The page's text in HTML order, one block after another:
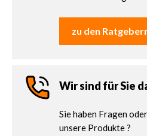
zu den
Wir sind für Sie
Sie haben Fragen
unsere Produkte ?